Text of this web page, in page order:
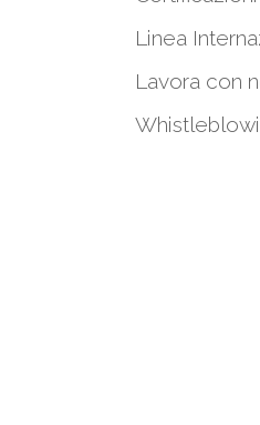
Linea
Lavora con